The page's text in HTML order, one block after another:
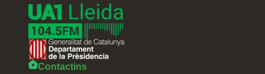
Contactins